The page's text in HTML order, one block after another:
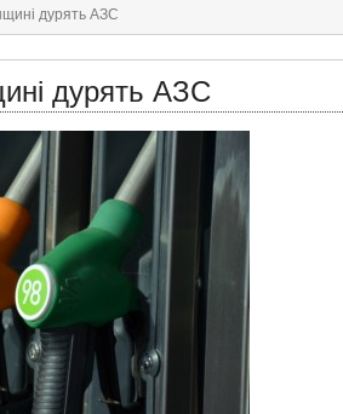
дурять АЗС
дурять АЗС